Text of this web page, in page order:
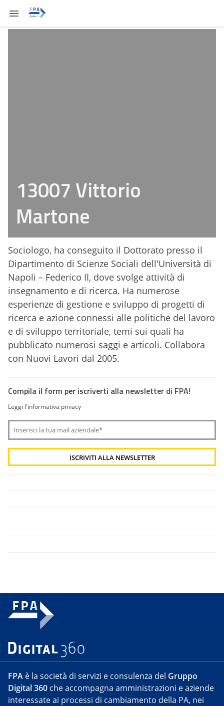
13007 Vittorio
Martone
Sociologo, ha conseguito il Dottorato presso il
Dipartimento di Scienze Sociali dell'Università di
Napoli – Federico II, dove svolge attività di
insegnamento e di ricerca. Ha numerose
esperienze di gestione e sviluppo di progetti di
ricerca e azione connessi alle politiche del lavoro
e di sviluppo territoriale, temi sui quali ha
pubblicato numerosi saggi e articoli. Collabora
con Nuovi Lavori dal 2005.
Compila il form per iscriverti alla newsletter di FPA!
Leggi l'informativa privacy
FPA è la società di servizi e consulenza del Gruppo
Digital 360 che accompagna amministrazioni e aziende
interessate ai processi di cambiamento della PA, nei